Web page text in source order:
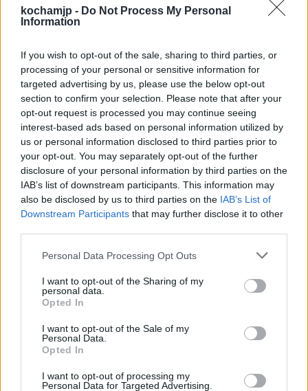
kochamjp - Do Not Process My Personal
Information
If you wish to opt-out of the sale, sharing to third parties, or
processing of your personal or sensitive information for
targeted advertising by us, please use the below opt-out
section to confirm your selection. Please note that after your
opt-out request is processed you may continue seeing
interest-based ads based on personal information utilized by
us or personal information disclosed to third parties prior to
your opt-out. You may separately opt-out of the further
disclosure of your personal information by third parties on the
IAB’s list of downstream participants. This information may
also be disclosed by us to third parties on the IAB’s List of
Downstream Participants that may further disclose it to other
Personal Data Processing Opt Outs
I want to opt-out of the Sharing of my
personal data.
Opted In
I want to opt-out of the Sale of my
Personal Data.
Opted In
I want to opt-out of processing my
Personal Data for Targeted Advertising.
Od miłości do nienawiści niedaleka droga
Nietrudno widzieć kogoś w samych
superlatywach, kiedy w naszej relacji panuje
sielanka. Znacznie trudniej nie znienawidzić
jej w czasie kryzysu, awantur, odmiennych
opinii. Zwykle wówczas dostrzegamy
prawdziwe oblicze kogoś, kogo do tej pory
toksyczne zachowania, czy manipulacje.
muru nie do pokonania. Choć podmiot
i z jakiej przyczyny nastąpiła zwada między
kochankami, to z pewnością była znacząca
dla ich związku, skoro tak drastycznie